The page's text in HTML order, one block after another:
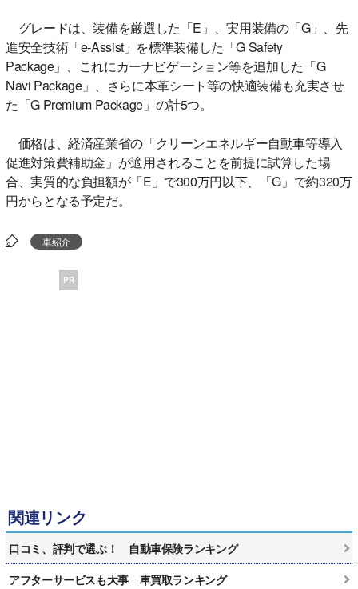
グレードは、装備を厳選した「E」、実用装備の「G」、先
進安全技術「e-Assist」を標準装備した「G Safety
Package」、これにカーナビゲーション等を追加した「G
Navi Package」、さらに本革シート等の快適装備も充実させ
た「G Premium Package」の計5つ。
価格は、経済産業省の「クリーンエネルギー自動車等導入
促進対策費補助金」が適用されることを前提に試算した場
合、実質的な負担額が「E」で300万円以下、「G」で約320万
円からとなる予定だ。
車紹介
PR
関連リンク
口コミ、評判で選ぶ！ 自動車保険ランキング
アフターサービスも大事 車買取ランキング